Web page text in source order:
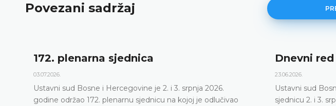
Povezani sadržaj
172. plenarna sjednica
03.07.2026.
Ustavni sud Bosne i Hercegovine je 2. i 3. srpnja 2026.
godine održao 172. plenarnu sjednicu na kojoj je odlučivao
Dnevni
23.06.2026.
Ustavni sud
sjednicu 2. i 3.